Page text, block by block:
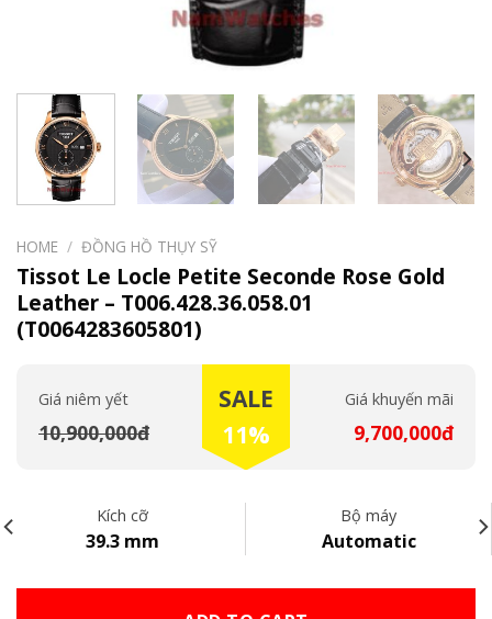
HOME / ĐỒNG HỒ THỤY SỸ
Tissot Le Locle Petite Seconde Rose Gold
Leather – T006.428.36.058.01
(T0064283605801)
Giá niêm yết
10,900,000đ
Giá khuyến mãi
9,700,000đ
SALE
11%
Kích cỡ
39.3 mm
Bộ máy
Automatic